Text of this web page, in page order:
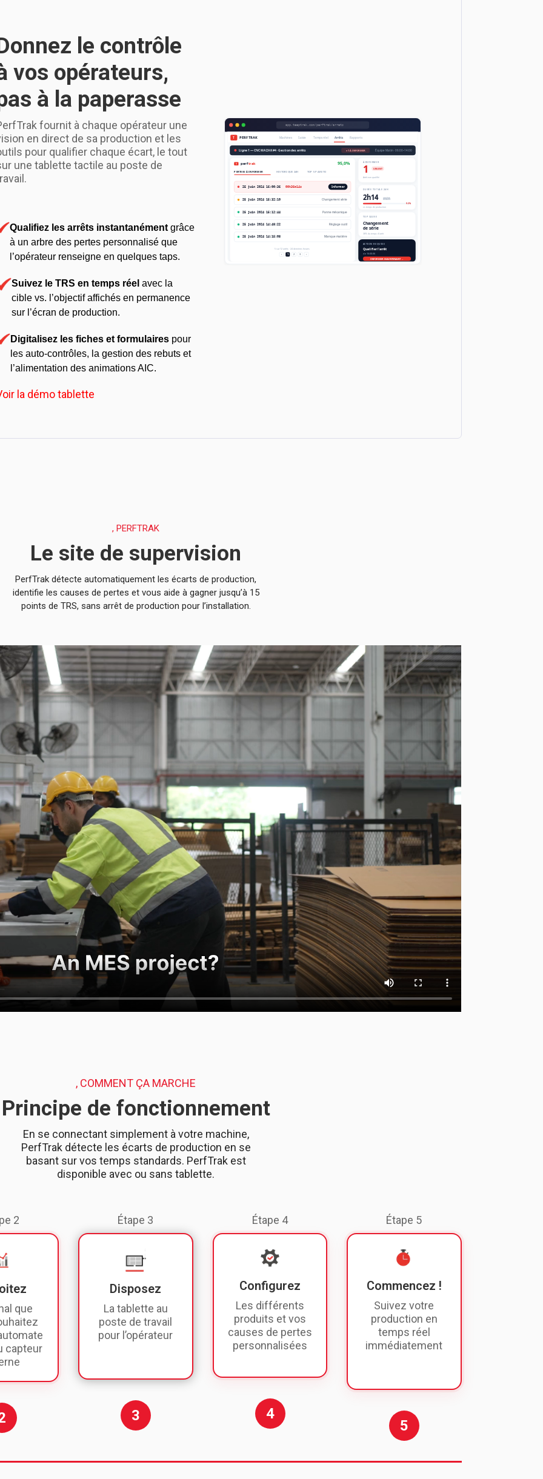
le contrôle
vos opérateurs,
à la paperasse
fournit à chaque opérateur une
en direct de sa production et les
pour qualifier chaque écart, le tout
une tablette tactile au poste de
Qualifiez les arrêts instantanémentgrâce
à un arbre des pertes personnalisé que
l’opérateur renseigne en quelques taps.
Suivez le TRS en temps réel avec la
cible vs. l’objectif affichés en permanence
sur l’écran de production.
Digitalisez les fiches et formulairespour
les auto-contrôles, la gestion des rebuts et
l’alimentation des animations AIC.
la démo tablette
, PERFTRAK
Le site de supervision
PerfTrak détecte automatiquement les écarts de production,
identifie les causes de pertes et vous aide à gagner jusqu’à 15
points de TRS, sans arrêt de production pour l’installation.
, COMMENT ÇA MARCHE
Principe de fonctionnement
En se connectant simplement à votre machine,
PerfTrak détecte les écarts de production en se
basant sur vos temps standards. PerfTrak est
disponible avec ou sans tablette.
2
que
capteur
Étape 3
Disposez
La tablette au
poste de travail
pour l’opérateur
3
Étape 4
Configurez
Les différents
produits et vos
causes de pertes
personnalisées
4
Étape 5
Commencez !
Suivez votre
production en
temps réel
immédiatement
5